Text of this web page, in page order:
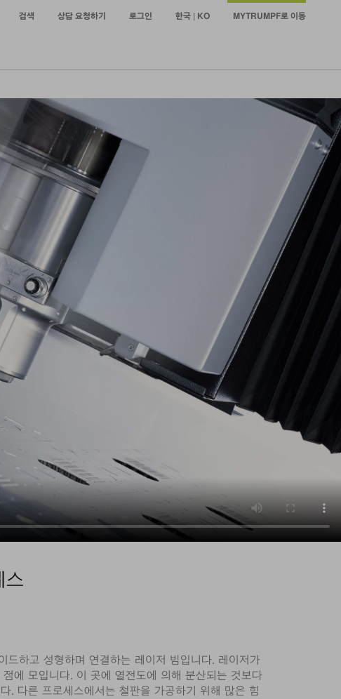
검색 상담 요청하기 로그인 한국 | KO MYTRUMPF로 이동
스
하고 성형하며 연결하는 레이저 빔입니다. 레이저가
에 모입니다. 이 곳에 열전도에 의해 분산되는 것보다
. 다른 프로세스에서는 철판을 가공하기 위해 많은 힘